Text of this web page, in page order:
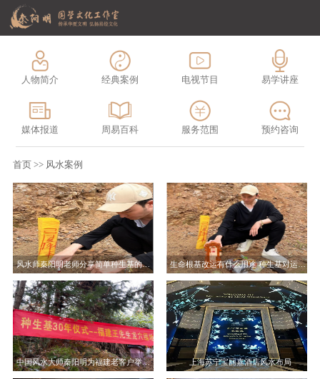
人物简介 经典案例 电视节目 易学讲座
媒体报道 周易百科 服务范围 预约咨询
首页>> 风水案例
风水师秦阳明老师分享简单种生基的方法步骤 生命根基改运有什么用途 种生基对运势有何影响
中国风水大师秦阳明为福建老客户举行30年种生基仪式 上海苏宁宝丽嘉酒店风水布局